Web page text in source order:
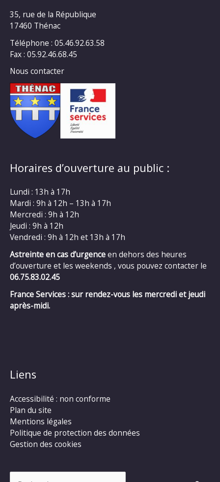
35, rue de la République
17460 Thénac
Téléphone : 05.46.92.63.58
Fax : 05.92.46.68.45
Nous contacter
Horaires d’ouverture au public :
Lundi : 13h à 17h
Mardi : 9h à 12h – 13h à 17h
Mercredi : 9h à 12h
Jeudi : 9h à 12h
Vendredi : 9h à 12h et 13h à 17h
Astreinte en cas d’urgenceen dehors des heures
d’ouverture et les weekends , vous pouvez contacter le
06.75.83.02.45
France Services : sur rendez-vous les mercredi et jeudi
après-midi.
Liens
Accessibilité : non conforme
Plan du site
Mentions légales
Politique de protection des données
Gestion des cookies